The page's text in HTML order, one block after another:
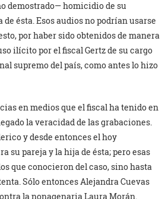
demostrado— homicidio de su
ésta. Esos audios no podrían usarse
por haber sido obtenidos de manera
ilícito por el fiscal Gertz de su cargo
supremo del país, como antes lo hizo
en medios que el fiscal ha tenido en
la veracidad de las grabaciones.
y desde entonces el hoy
su pareja y la hija de ésta; pero esas
que conocieron del caso, sino hasta
Sólo entonces Alejandra Cuevas
la nonagenaria Laura Morán.